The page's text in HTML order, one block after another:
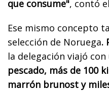
que consume", contó
Ese mismo concepto
selección de Noruega.
la delegación viajó con
pescado, más de 100
marrón brunost y